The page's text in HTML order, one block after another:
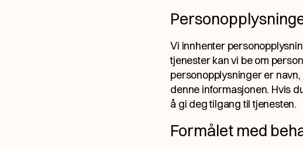
Vi innhenter
tjenester kan vi be om
personopplysninger er
denne informasjonen. Hvis
å gi deg tilgang til tjenesten.
Formålet med